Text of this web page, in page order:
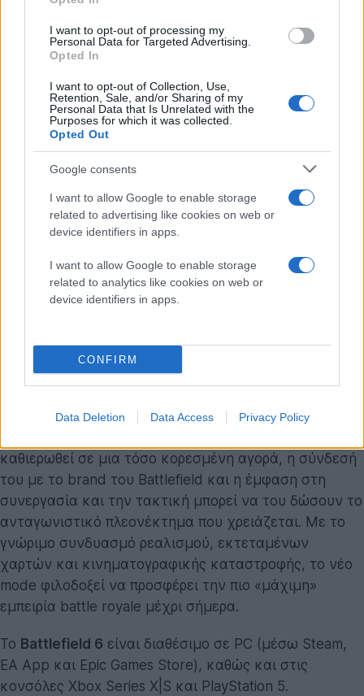
I want to opt-out of processing my
Personal Data for Targeted Advertising.
Opted In
I want to opt-out of Collection, Use,
Retention, Sale, and/or Sharing of my
Personal Data that Is Unrelated with the
Purposes for which it was collected.
Opted Out
Google consents
I want to allow Google to enable storage
related to advertising like cookies on web or
device identifiers in apps.
I want to allow Google to enable storage
related to analytics like cookies on web or
device identifiers in apps.
CONFIRM
Data Deletion Data Access Privacy Policy
«Battlefield εκδοχή» του. «
ευκαιρία να ενσωματώσουμε τους πυλώνες του
Battlefield — το ομαδικό παιχνίδι με κλάσεις, την
τακτική καταστροφή και τη μάχη με οχήματα — στο
είδος του battle royale, δημιουργώντας μια εμπειρία
γεμάτη ένταση και αδρεναλίνη», ανέφερε η
ανακοίνωση της ομάδας. «
όπως το ξέρουμε, αλλά τοποθετημένο σε ένα
διαφορετικό, πιο επιθετικό πλαίσιο
Η απόφαση να διατεθεί το REDSECδωρεάν δείχνει τη
στρατηγική πρόθεση της EA να τοποθετήσει το
ανταγωνιστές όπως τοCall of Duty: Warzoneκαι το
Apex Legends. Το μοντέλο αυτό όχι μόνο αυξάνει το
παικτών, ειδικά σε μια περίοδο που τα battle royale
παιχνίδια εξακολουθούν να κυριαρχούν στην online
καθιερωθεί σε μια τόσο κορεσμένη αγορά, η σύνδεσή
του με το brand του Battlefield και η έμφαση στη
συνεργασία και την τακτική μπορεί να του δώσουν το
ανταγωνιστικό πλεονέκτημα που χρειάζεται. Με το
γνώριμο συνδυασμό ρεαλισμού, εκτεταμένων
χαρτών και κινηματογραφικής καταστροφής, το νέο
mode φιλοδοξεί να προσφέρει την πιο «μάχιμη»
εμπειρία battle royale μέχρι σήμερα.
Το Battlefield 6 είναι διαθέσιμο σε PC (μέσω Steam,
EA App και Epic Games Store), καθώς και στις
κονσόλες Xbox Series X|S και PlayStation 5.